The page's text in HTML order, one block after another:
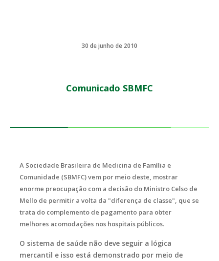
30 de junho de 2010
Comunicado SBMFC
A Sociedade Brasileira de Medicina de Família e
Comunidade (SBMFC) vem por meio deste, mostrar
enorme preocupação com a decisão do Ministro Celso de
Mello de permitir a volta da "diferença de classe", que se
trata do complemento de pagamento para obter
melhores acomodações nos hospitais públicos.
O sistema de saúde não deve seguir a lógica
mercantil e isso está demonstrado por meio de